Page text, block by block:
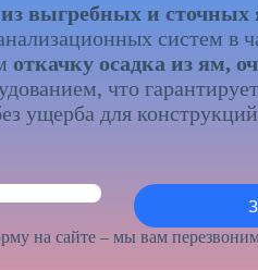
выгребных и
систем в
откачку осадка из ям,
что
ущерба для
на сайте – мы вам